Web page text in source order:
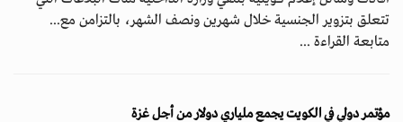
تتعلق بتزوير الجنسية خلال شهرين ونصف الشهر، بالتزامن مع...
متابعة القراءة ...
مؤتمر دولي في الكويت يجمع ملياري دولار من أجل غزة